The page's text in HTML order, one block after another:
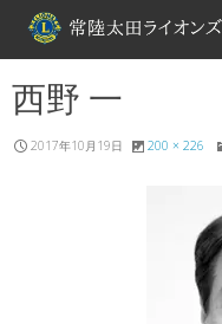
西野 一
2017年10月19日 200 × 226